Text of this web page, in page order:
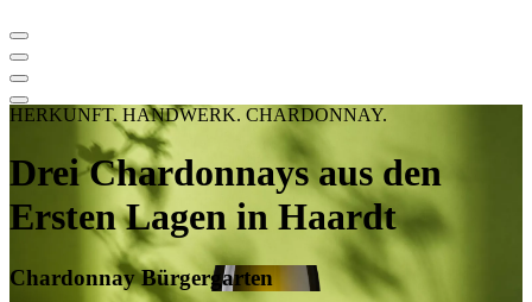
HERKUNFT. HANDWERK. CHARDONNAY.
Drei Chardonnays aus den
Ersten Lagen in Haardt
Chardonnay Bürgergarten